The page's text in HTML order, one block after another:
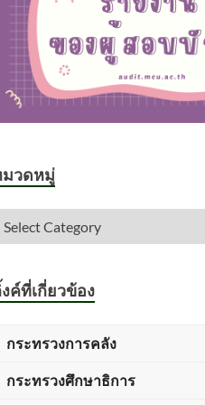
วดหมู่
ค์ที่เกี่ยวข้อง
กระทรวงการคลัง
กระทรวงศึกษาธิการ